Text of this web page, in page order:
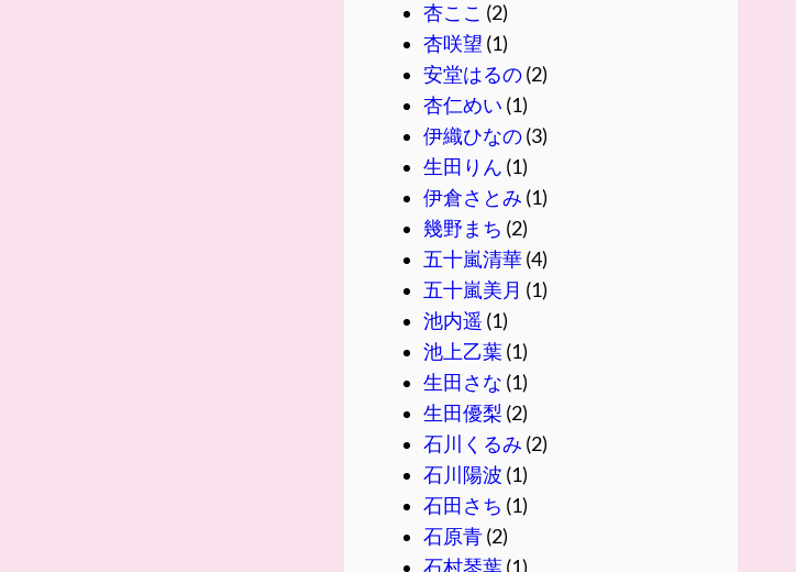
杏ここ (2)
杏咲望 (1)
安堂はるの(2)
杏仁めい (1)
伊織ひなの(3)
生田りん (1)
伊倉さとみ (1)
幾野まち (2)
五十嵐清華(4)
五十嵐美月 (1)
池内遥 (1)
池上乙葉(1)
生田さな (1)
生田優梨 (2)
石川くるみ (2)
石川陽波 (1)
石田さち (1)
石原青(2)
石村琴葉(1)